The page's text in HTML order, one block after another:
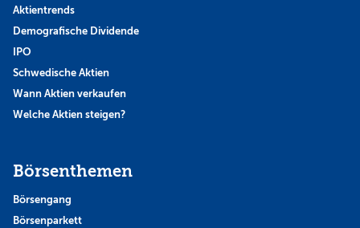
Aktientrends
Demografische Dividende
IPO
Schwedische Aktien
Wann Aktien verkaufen
Welche Aktien steigen?
Börsenthemen
Börsengang
Börsenparkett